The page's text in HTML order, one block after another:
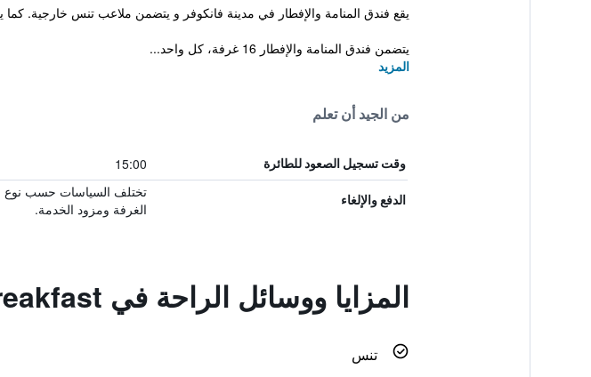
يقع فندق المنامة والإفطار في مدينة فانكوفر و يتضمن ملاعب تنس خارجية.
يتضمن فندق المنامة والإفطار 16 غرفة، كل واحد...
المزيد
من الجيد أن تعلم
وقت تسجيل الصعود للطائرة 15:00
الدفع والإلغاء
تختلف السياسات حسب نوع
الغرفة ومزود الخدمة.
المزايا ووسائل الراحة في Catherine's Bed & Breakfast
تنس